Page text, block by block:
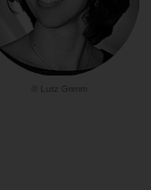
© Lutz Grimm